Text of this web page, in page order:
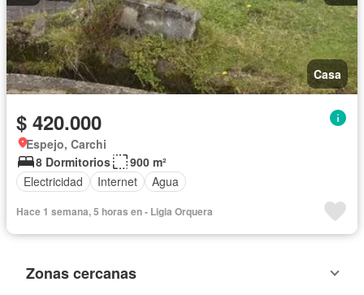
Casa
$ 420.000
Espejo, Carchi
8 Dormitorios
900 m²
Electricidad
Internet Agua
Hace 1 semana, 5 horas en - Ligia Orquera
Zonas cercanas